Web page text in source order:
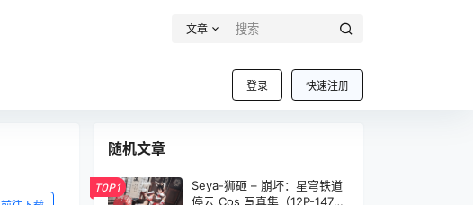
文章
登录 快速注册
随机文章
TOP1
Seya-狮砸 – 崩坏：星穹铁道
停云 Cos 写真集（12P-147M